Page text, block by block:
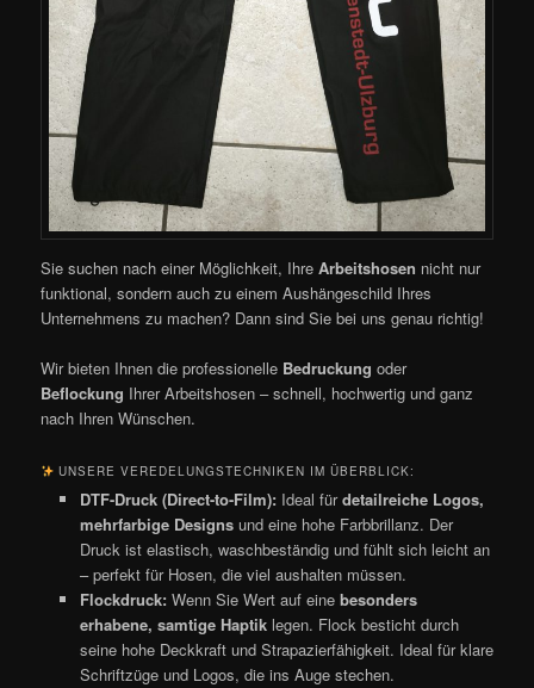
Sie suchen nach einer Möglichkeit, IhreArbeitshosen nicht nur
funktional, sondern auch zu einem Aushängeschild Ihres
Unternehmens zu machen? Dann sind Sie bei uns genau richtig!
Wir bieten Ihnen die professionelle Bedruckung oder
Beflockung Ihrer Arbeitshosen – schnell, hochwertig und ganz
nach Ihren Wünschen.
UNSERE VEREDELUNGSTECHNIKEN IM ÜBERBLICK:
DTF-Druck (Direct-to-Film): Ideal fürdetailreiche Logos,
mehrfarbige Designsund eine hohe Farbbrillanz. Der
Druck ist elastisch, waschbeständig und fühlt sich leicht an
– perfekt für Hosen, die viel aushalten müssen.
Flockdruck: Wenn Sie Wert auf eine besonders
erhabene, samtige Haptiklegen. Flock besticht durch
seine hohe Deckkraft und Strapazierfähigkeit. Ideal für klare
Schriftzüge und Logos, die ins Auge stechen.